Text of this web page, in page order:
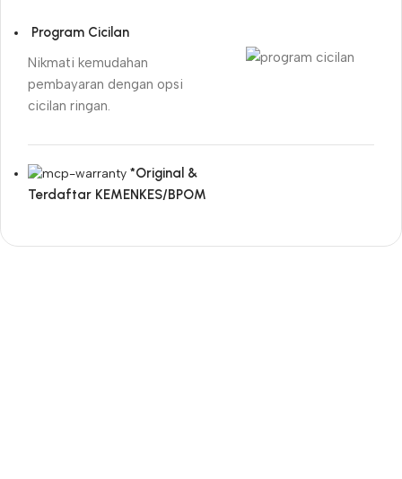
Program Cicilan
Nikmati kemudahan
pembayaran dengan opsi
cicilan ringan.
*Original &
Terdaftar KEMENKES/BPOM